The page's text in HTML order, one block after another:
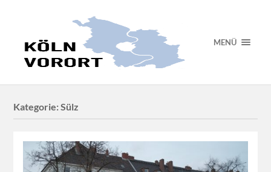
MENÜ
Kategorie:Sülz